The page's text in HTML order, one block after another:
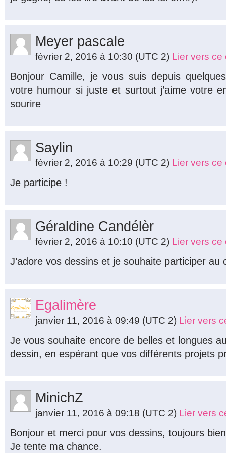
Meyer pascale
février 2, 2016 à 10:30 (UTC 2) Lier vers ce
Bonjour Camille, je vous suis depuis
votre humour si juste et surtout j’aime votre
sourire
Saylin
février 2, 2016 à 10:29 (UTC 2) Lier vers ce
Je participe !
Géraldine Candélèr
février 2, 2016 à 10:10 (UTC 2) Lier vers ce
J’adore vos dessins et je souhaite participer au
Egalimère
janvier 11, 2016 à 09:49 (UTC 2) Lier vers
Je vous souhaite encore de belles et longues
dessin, en espérant que vos différents projets
MinichZ
janvier 11, 2016 à 09:18 (UTC 2) Lier vers
Bonjour et merci pour vos dessins, toujours
Je tente ma chance.